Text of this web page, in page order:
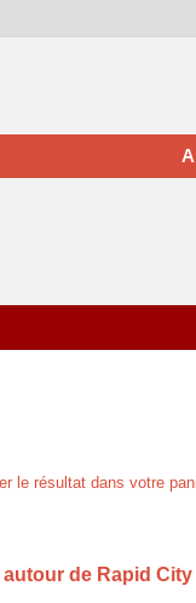
le résultat dans votre
de Rapid City